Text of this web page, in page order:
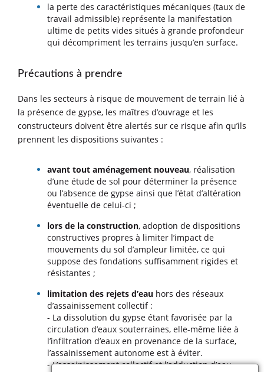
la perte des caractéristiques mécaniques (taux de
travail admissible) représente la manifestation
ultime de petits vides situés à grande profondeur
qui décompriment les terrains jusqu’en surface.
Précautions à prendre
Dans les secteurs à risque de mouvement de terrain lié à
la présence de gypse, les maîtres d’ouvrage et les
constructeurs doivent être alertés sur ce risque afin qu’ils
prennent les dispositions suivantes :
avant tout aménagement nouveau, réalisation
d’une étude de sol pour déterminer la présence
ou l’absence de gypse ainsi que l’état d’altération
éventuelle de celui-ci ;
lors de la construction, adoption de dispositions
constructives propres à limiter l’impact de
mouvements du sol d’ampleur limitée, ce qui
suppose des fondations suffisamment rigides et
résistantes ;
limitation des rejets d’eau hors des réseaux
d’assainissement collectif :
- La dissolution du gypse étant favorisée par la
circulation d’eaux souterraines, elle-même liée à
l’infiltration d’eaux en provenance de la surface,
l’assainissement autonome est à éviter.
- L’assainissement collectif et l’adduction d’eau